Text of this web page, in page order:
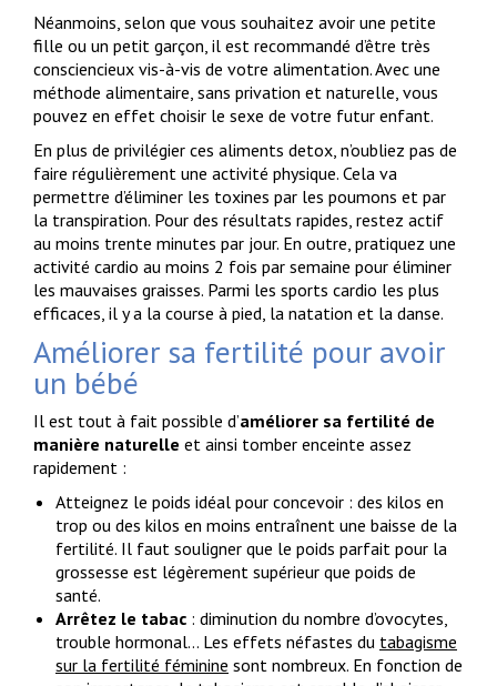
Néanmoins, selon que vous souhaitez avoir une petite
fille ou un petit garçon, il est recommandé d’être très
consciencieux vis-à-vis de votre alimentation. Avec une
méthode alimentaire, sans privation et naturelle, vous
pouvez en effet choisir le sexe de votre futur enfant.
En plus de privilégier ces aliments detox, n’oubliez pas de
faire régulièrement une activité physique. Cela va
permettre d’éliminer les toxines par les poumons et par
la transpiration. Pour des résultats rapides, restez actif
au moins trente minutes par jour. En outre, pratiquez une
activité cardio au moins 2 fois par semaine pour éliminer
les mauvaises graisses. Parmi les sports cardio les plus
efficaces, il y a la course à pied, la natation et la danse.
Améliorer sa fertilité pour avoir
un bébé
Il est tout à fait possible d’améliorer sa fertilité de
manière naturelle et ainsi tomber enceinte assez
rapidement :
Atteignez le poids idéal pour concevoir : des kilos en
trop ou des kilos en moins entraînent une baisse de la
fertilité. Il faut souligner que le poids parfait pour la
grossesse est légèrement supérieur que poids de
santé.
Arrêtez le tabac : diminution du nombre d’ovocytes,
trouble hormonal… Les effets néfastes du tabagisme
sur la fertilité féminine sont nombreux. En fonction de